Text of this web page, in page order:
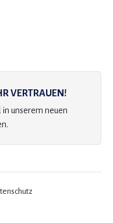
VERTRAUEN!
unserem neuen